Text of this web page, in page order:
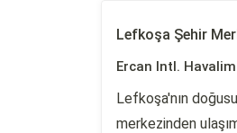
Lefkoşa Şehir
Ercan Intl.
Lefkoşa'nın
merkezinden